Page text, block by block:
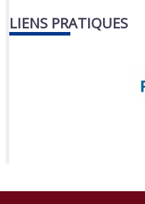
LIENS PRATIQUES